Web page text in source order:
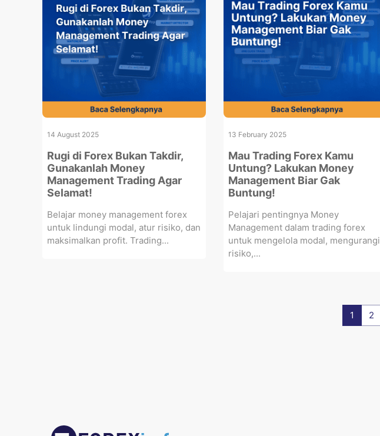
14 August 2025
Rugi di Forex Bukan Takdir,
Gunakanlah Money
Management Trading Agar
Selamat!
Belajar money management forex
untuk lindungi modal, atur risiko, dan
maksimalkan profit. Trading...
13 February 2025
Mau Trading Forex Kamu
Untung? Lakukan Money
Management Biar Gak
Buntung!
Pelajari pentingnya Money
Management dalam trading forex
untuk mengelola modal, mengurangi
risiko,...
1 2